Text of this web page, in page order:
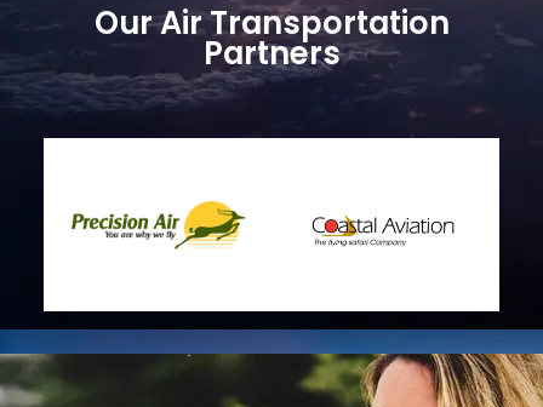
Our Air Transportation
Partners